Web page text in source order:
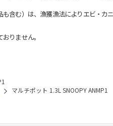
む）は、漁獲漁法によりエビ・
りません。
マルチポット 1.3L SNOOPY ANMP1